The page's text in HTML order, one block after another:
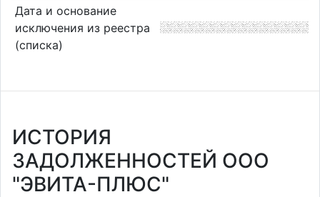
Дата и основание
исключения из реестра
(списка)
ИСТОРИЯ
ЗАДОЛЖЕННОСТЕЙ ООО
"ЭВИТА-ПЛЮС"